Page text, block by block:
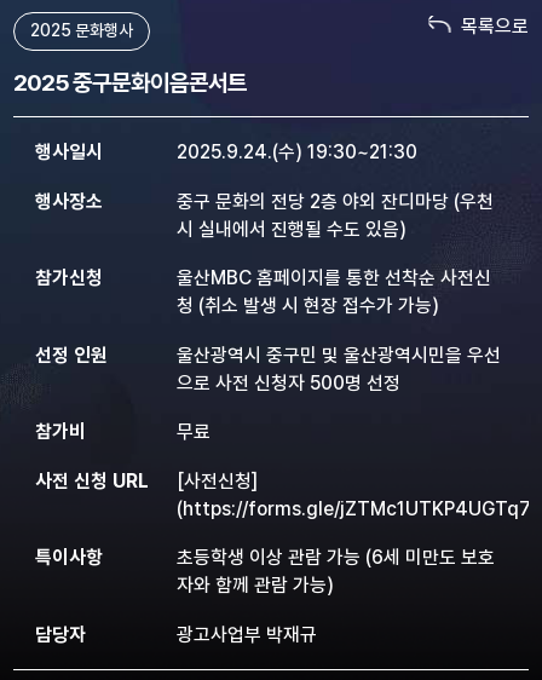
2025 문화행사
2025 중구문화이음콘서트
행사일시 2025.9.24.(수) 19:30~21:30
행사장소
중구 문화의 전당 2층 야외 잔디마당 (우천
시 실내에서 진행될 수도 있음)
참가신청
울산MBC 홈페이지를 통한 선착순 사전신
청 (취소 발생 시 현장 접수가 가능)
선정 인원
울산광역시 중구민 및 울산광역시민을 우선
으로 사전 신청자 500명 선정
참가비 무료
사전 신청 URL
[사전신청]
(https://forms.gle/
특이사항
초등학생 이상 관람 가능 (6세 미만도 보호
자와 함께 관람 가능)
담당자 광고사업부 박재규
목록으로